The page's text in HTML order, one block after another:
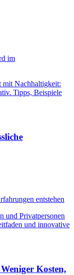
mit Nachhaltigkeit:
Tipps, Beispiele
und Privatpersonen
und innovative
Kosten,